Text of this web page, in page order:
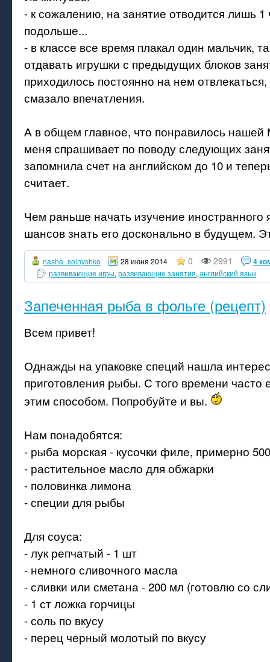
- к сожалению, на занятие отводится лишь 1
подольше...
- в классе все время плакал один мальчик,
отдавать игрушки с предыдущих блоков
приходилось постоянно на нем
смазало впечатления.
А в общем главное, что понравилось
меня спрашивает по поводу следующих
запомнила счет на английском до 10 и
считает.
Чем раньше начать изучение иностранного
шансов знать его досконально в будущем.
nashe_solnyshko 28 июня 2014 0 2991 4
развивающие игры, развивающие занятия, английский язык
Запеченная рыба в фольге (рецепт)
Всем привет!
Однажды на упаковке специй нашла
приготовления рыбы. С того времени часто
этим способом. Попробуйте и вы.
Нам понадобятся:
- рыба морская - кусочки филе, примерно
- растительное масло для обжарки
- половинка лимона
- специи для рыбы
Для соуса:
- лук репчатый - 1 шт
- немного сливочного масла
- сливки или сметана - 200 мл (готовлю со
- 1 ст ложка горчицы
- соль по вкусу
- перец черный молотый по вкусу